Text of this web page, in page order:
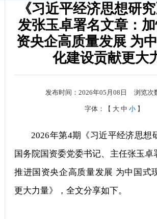
《习近平经济思想研
发张玉卓署名文章：
资央企高质量发展 为
化建设贡献更大
发布时间：2026年05月08日 浏览次
字体：【 大 中 小 】
2026年第4期《习近平经济思想
国务院国资委党委书记、主任张玉卓
推进国资央企高质量发展 为中国式
更大力量》，全文分享如下。